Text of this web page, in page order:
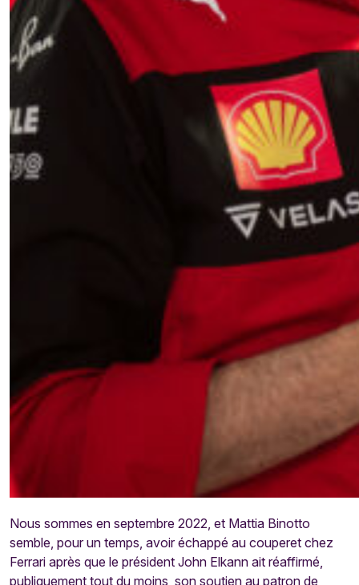
Nous sommes en septembre 2022, et Mattia Binotto
semble, pour un temps, avoir échappé au couperet chez
Ferrari après que le président John Elkann ait réaffirmé,
publiquement tout du moins, son soutien au patron de